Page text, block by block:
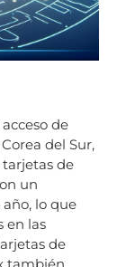
de
del Sur,
de
un
lo que
en las
de